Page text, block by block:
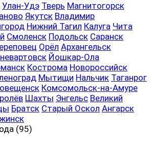
Улан-Удэ Тверь Магнитогорск
Якутск Владимир
Нижний Тагил Калуга Чита
Смоленск Подольск Саранск
Орёл Архангельск
Йошкар-Ола
Кострома Новороссийск
Мытищи Нальчик Таганрог
Комсомольск-на-Амуре
Шахты Энгельс Великий
Братск Старый Оскол Ангарск
(95)